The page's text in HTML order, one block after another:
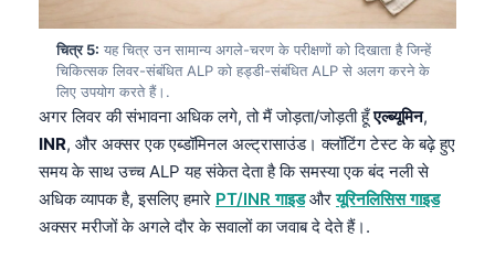
चित्र 5: यह चित्र उन सामान्य अगले-चरण के परीक्षणों को दिखाता है जिन्हें
चिकित्सक लिवर-संबंधित ALP को हड्डी-संबंधित ALP से अलग करने के
लिए उपयोग करते हैं।.
अगर लिवर की संभावना अधिक लगे, तो मैं जोड़ता/जोड़ती हूँएल्ब्यूमिन,
INR, और अक्सर एक एब्डॉमिनल अल्ट्रासाउंड। क्लॉटिंग टेस्ट के बढ़े हुए
समय के साथ उच्च ALP यह संकेत देता है कि समस्या एक बंद नली से
अधिक व्यापक है, इसलिए हमारे PT/INR गाइडऔरयूरिनलिसिस गाइड
अक्सर मरीजों के अगले दौर के सवालों का जवाब दे देते हैं।.